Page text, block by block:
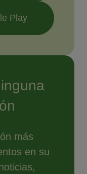
Play
más
en su